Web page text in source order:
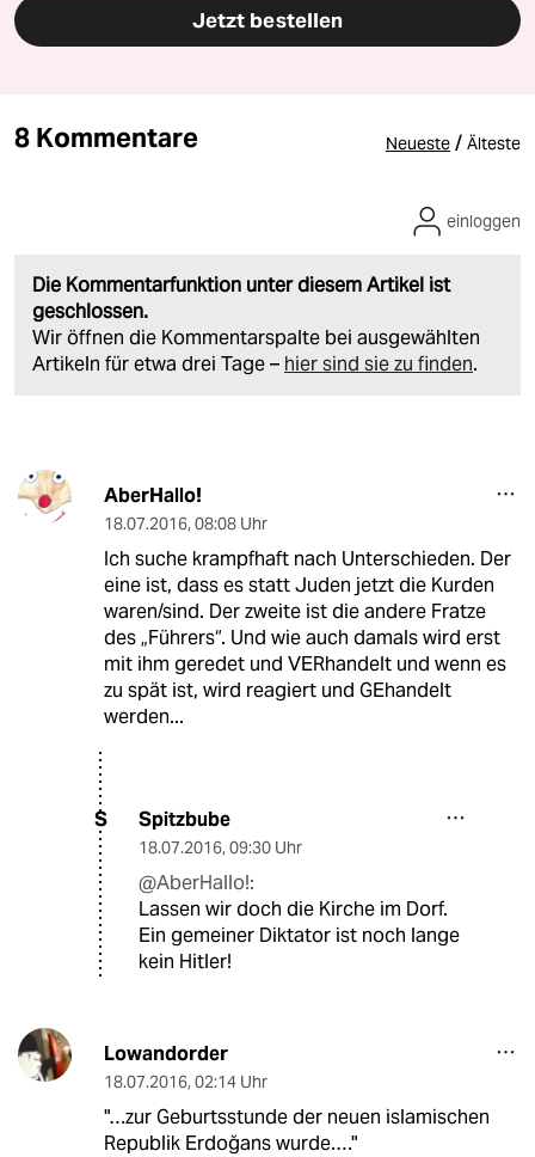
Jetzt bestellen
8 Kommentare Neueste / Älteste
Die Kommentarfunktion unter diesem Artikel ist
geschlossen.
Wir öffnen die Kommentarspalte bei ausgewählten
Artikeln für etwa drei Tage – hier sind sie zu finden.
einloggen
AberHallo!
18.07.2016, 08:08 Uhr
Ich suche krampfhaft nach Unterschieden. Der
eine ist, dass es statt Juden jetzt die Kurden
waren/sind. Der zweite ist die andere Fratze
des „Führers“. Und wie auch damals wird erst
mit ihm geredet und VERhandelt und wenn es
zu spät ist, wird reagiert und GEhandelt
werden...
S Spitzbube
18.07.2016, 09:30 Uhr
@AberHallo!:
Lassen wir doch die Kirche im Dorf.
Ein gemeiner Diktator ist noch lange
kein Hitler!
Lowandorder
18.07.2016, 02:14 Uhr
"…zur Geburtsstunde der neuen islamischen
Republik Erdoğans wurde.…"